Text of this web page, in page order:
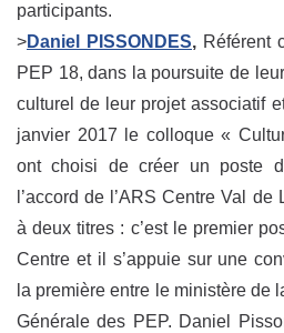
participants.
>Daniel PISSONDES, Référent
PEP 18, dans la poursuite de
culturel de leur projet associatif
janvier 2017 le colloque «
ont choisi de créer un poste
l’accord de l’ARS Centre Val de
à deux titres : c’est le premier
Centre et il s’appuie sur une
la première entre le ministère de
Générale des PEP. Daniel